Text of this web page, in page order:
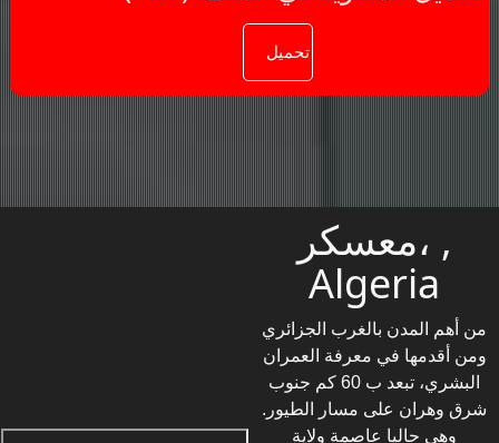
معسكر، ,
Algeria
من أهم المدن بالغرب الجزائري
ومن أقدمها في معرفة العمران
البشري، تبعد ب 60 كم جنوب
شرق وهران على مسار الطيور.
وهي حاليا عاصمة ولاية